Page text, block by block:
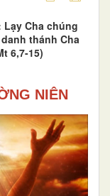
Lạy Cha chúng
thánh Cha
6,7-15)
NIÊN